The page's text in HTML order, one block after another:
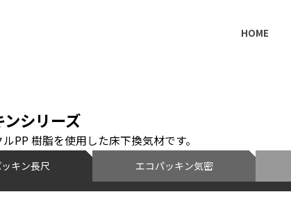
HOME
シリーズ
PP 樹脂を使用した床下換気材です。
キン長尺 エコパッキン気密